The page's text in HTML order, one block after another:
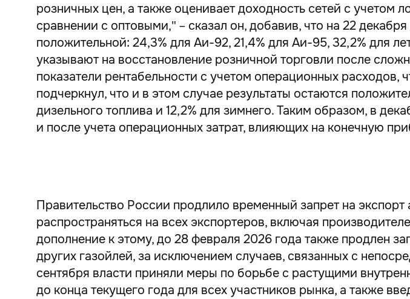
розничных цен, а также оценивает доходность сетей с
сравнении с оптовыми," – сказал он, добавив, что на 22
положительной: 24,3% для Аи-92, 21,4% для Аи-95, 32,2% для
указывают на восстановление розничной торговли после
показатели рентабельности с учетом операционных
подчеркнул, что и в этом случае результаты остаются
дизельного топлива и 12,2% для зимнего. Таким образом, в
и после учета операционных затрат, влияющих на конечную
Правительство России продлило временный запрет на
распространяться на всех экспортеров, включая
дополнение к этому, до 28 февраля 2026 года также продлен
других газойлей, за исключением случаев, связанных с
сентября власти приняли меры по борьбе с растущими
до конца текущего года для всех участников рынка, а также